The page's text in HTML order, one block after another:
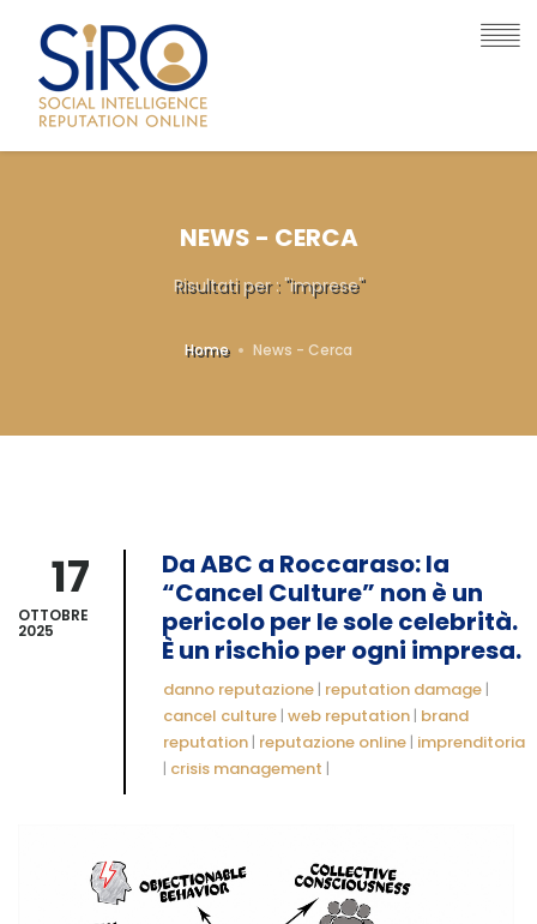
NEWS - CERCA
Risultati per : "imprese"
Home News - Cerca
17
OTTOBRE
2025
Da ABC a Roccaraso: la
“Cancel Culture” non è un
pericolo per le sole celebrità.
È un rischio per ogni impresa.
danno reputazione | reputation damage |
cancel culture | web reputation | brand
reputation | reputazione online | imprenditoria
| crisis management |